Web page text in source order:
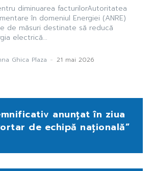
diminuarea facturilorAutoritatea
în domeniul Energiei (ANRE)
de măsuri destinate să reducă
electrică...
Ghica Plaza - 21 mai 2026
anunțat în ziua
de echipă națională”